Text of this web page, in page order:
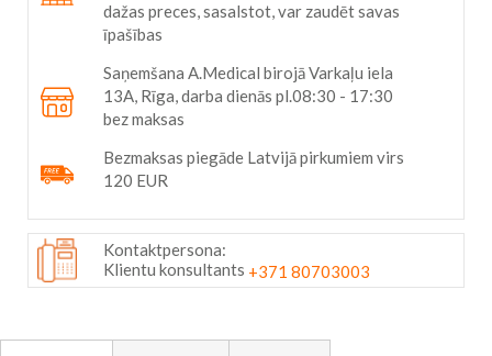
dažas preces, sasalstot, var zaudēt savas
īpašības
Saņemšana A.Medical birojā Varkaļu iela
13A, Rīga, darba dienās pl.08:30 - 17:30
bez maksas
Bezmaksas piegāde Latvijā pirkumiem virs
120 EUR
Kontaktpersona:
Klientu konsultants +371 80703003